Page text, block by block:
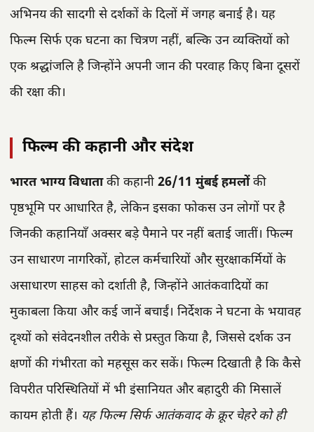
अभिनय की सादगी से दर्शकों के दिलों में जगह बनाई है। यह
फिल्म सिर्फ एक घटना का चित्रण नहीं, बल्कि उन व्यक्तियों को
एक श्रद्धांजलि है जिन्होंने अपनी जान की परवाह किए बिना दूसरों
की रक्षा की।
फिल्म की कहानी और संदेश
भारत भाग्य विधाताकी कहानी 26/11 मुंबई हमलोंकी
पृष्ठभूमि पर आधारित है, लेकिन इसका फोकस उन लोगों पर है
जिनकी कहानियाँ अक्सर बड़े पैमाने पर नहीं बताई जातीं। फिल्म
उन साधारण नागरिकों, होटल कर्मचारियों और सुरक्षाकर्मियों के
असाधारण साहस को दर्शाती है, जिन्होंने आतंकवादियों का
मुकाबला किया और कई जानें बचाईं। निर्देशक ने घटना के भयावह
दृश्यों को संवेदनशील तरीके से प्रस्तुत किया है, जिससे दर्शक उन
क्षणों की गंभीरता को महसूस कर सकें। फिल्म दिखाती है कि कैसे
विपरीत परिस्थितियों में भी इंसानियत और बहादुरी की मिसालें
कायम होती हैं। यह फिल्म सिर्फ आतंकवाद के क्रूर चेहरे को ही